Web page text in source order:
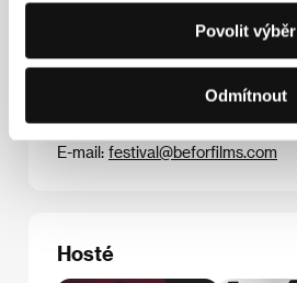
Povolit výběr
Odmítnout
Be For Films
23 Rue Fourcroy, 75017, Paris
E-mail: festival@beforfilms.com
Hosté